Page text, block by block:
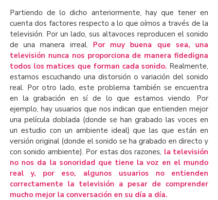
Partiendo de lo dicho anteriormente, hay que tener en
cuenta dos factores respecto a lo que oímos a través de la
televisión. Por un lado, sus altavoces reproducen el sonido
de una manera irreal. Por muy buena que sea, una
televisión nunca nos proporciona de manera fidedigna
todos los matices que forman cada sonido. Realmente,
estamos escuchando una distorsión o variación del sonido
real. Por otro lado, este problema también se encuentra
en la grabación en sí de lo que estamos viendo. Por
ejemplo, hay usuarios que nos indican que entienden mejor
una película doblada (donde se han grabado las voces en
un estudio con un ambiente ideal) que las que están en
versión original (donde el sonido se ha grabado en directo y
con sonido ambiente). Por estas dos razones, la televisión
no nos da la sonoridad que tiene la voz en el mundo
real y, por eso, algunos usuarios no entienden
correctamente la televisión a pesar de comprender
mucho mejor la conversación en su día a día.